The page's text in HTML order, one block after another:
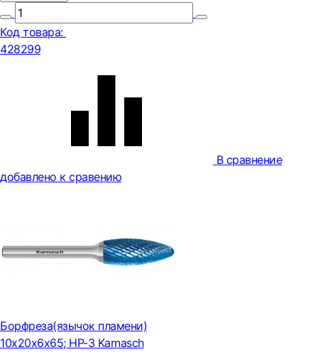
Код товара:
428299
В сравнение
добавлено к сравению
Борфреза(язычок пламени)
10x20x6x65; HP-3 Karnasch